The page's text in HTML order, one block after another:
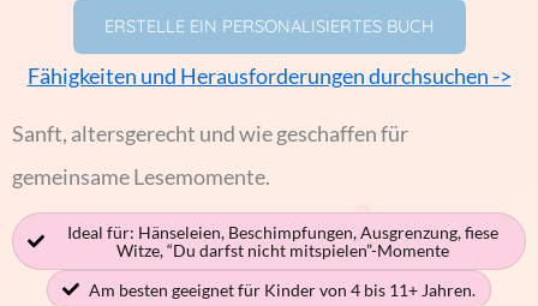
ERSTELLE EIN PERSONALISIERTES BUCH
Fähigkeiten und Herausforderungen durchsuchen ->
Sanft, altersgerecht und wie geschaffen für
gemeinsame Lesemomente.
Ideal für: Hänseleien, Beschimpfungen, Ausgrenzung, fiese
Witze, “Du darfst nicht mitspielen”-Momente
Am besten geeignet für Kinder von 4 bis 11+ Jahren.